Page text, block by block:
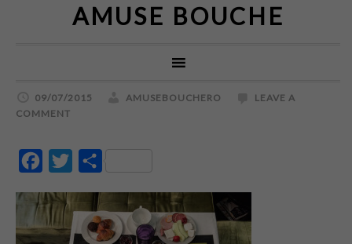
AMUSE BOUCHE
09/07/2015 AMUSEBOUCHERO
LEAVE A
COMMENT
FacebookTwitter